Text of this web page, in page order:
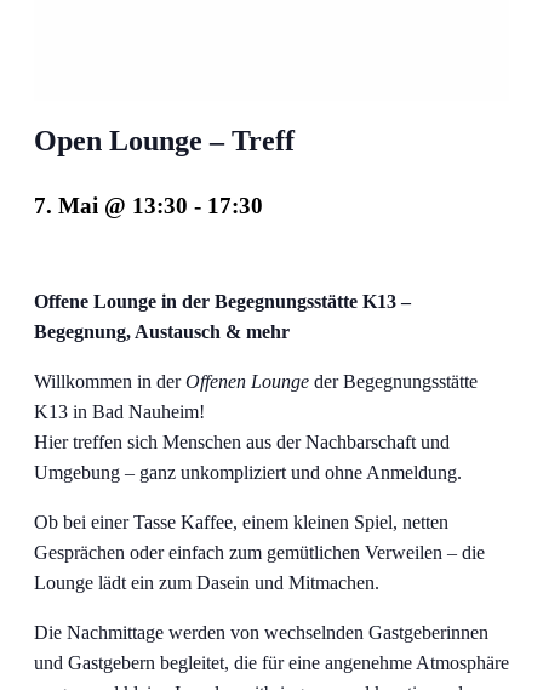
Open Lounge – Treff
7. Mai @ 13:30 - 17:30
Offene Lounge in der Begegnungsstätte K13 –
Begegnung, Austausch & mehr
Willkommen in derOffenen Lounge der Begegnungsstätte
K13 in Bad Nauheim!
Hier treffen sich Menschen aus der Nachbarschaft und
Umgebung – ganz unkompliziert und ohne Anmeldung.
Ob bei einer Tasse Kaffee, einem kleinen Spiel, netten
Gesprächen oder einfach zum gemütlichen Verweilen – die
Lounge lädt ein zum Dasein und Mitmachen.
Die Nachmittage werden von wechselnden Gastgeberinnen
und Gastgebern begleitet, die für eine angenehme Atmosphäre